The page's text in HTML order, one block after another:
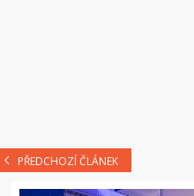
PŘEDCHOZÍ ČLÁNEK